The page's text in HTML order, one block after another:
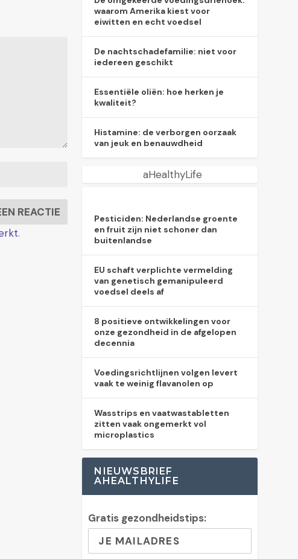
.
waarom Amerika kiest voor
eiwitten en echt voedsel
De nachtschadefamilie: niet voor
iedereen geschikt
Essentiële oliën: hoe herken je
kwaliteit?
Histamine: de verborgen oorzaak
van jeuk en benauwdheid
aHealthyLife
Pesticiden: Nederlandse groente
en fruit zijn niet schoner dan
buitenlandse
EU schaft verplichte vermelding
van genetisch gemanipuleerd
voedsel deels af
8 positieve ontwikkelingen voor
onze gezondheid in de afgelopen
decennia
Voedingsrichtlijnen volgen levert
vaak te weinig flavanolen op
Wasstrips en vaatwastabletten
zitten vaak ongemerkt vol
microplastics
NIEUWSBRIEF
AHEALTHYLIFE
Gratis gezondheidstips: